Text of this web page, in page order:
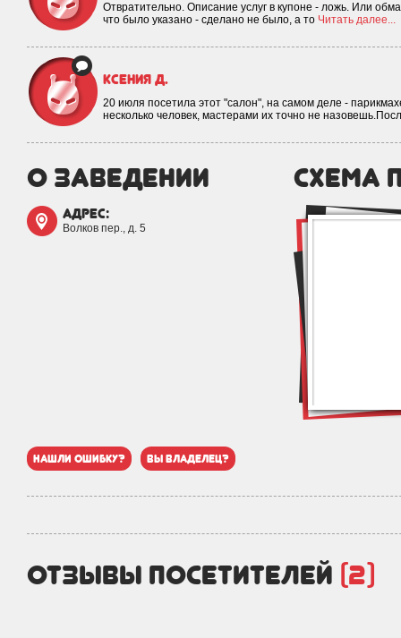
Отвратительно. Описание услуг в купоне - ложь. Или
что было указано - сделано не было, а то Читать далее...
Ксения Д.
20 июля посетила этот "салон", на самом деле -
несколько человек, мастерами их точно не
о заведении
адрес:
Волков пер., д. 5
схема
нашли ошибку? вы владелец?
отзывы посетителей (2)